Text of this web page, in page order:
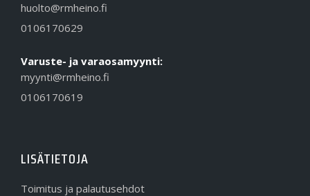
huolto@rmheino.fi
0106170629
Varuste- ja varaosamyynti:
myynti@rmheino.fi
0106170619
LISÄTIETOJA
Toimitus ja palautusehdot